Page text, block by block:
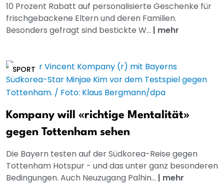
10 Prozent Rabatt auf personalisierte Geschenke für
frischgebackene Eltern und deren Familien.
Besonders gefragt sind bestickte W... | mehr
SPORT
Kompany will «richtige Mentalität»
gegen Tottenham sehen
Die Bayern testen auf der Südkorea-Reise gegen
Tottenham Hotspur - und das unter ganz besonderen
Bedingungen. Auch Neuzugang Palhin... | mehr